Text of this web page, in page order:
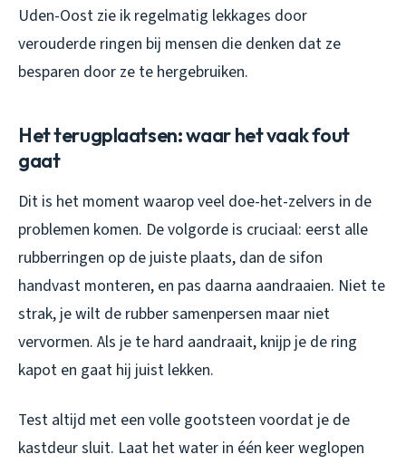
Uden-Oost zie ik regelmatig lekkages door
verouderde ringen bij mensen die denken dat ze
besparen door ze te hergebruiken.
Het terugplaatsen: waar het vaak fout
gaat
Dit is het moment waarop veel doe-het-zelvers in de
problemen komen. De volgorde is cruciaal: eerst alle
rubberringen op de juiste plaats, dan de sifon
handvast monteren, en pas daarna aandraaien. Niet te
strak, je wilt de rubber samenpersen maar niet
vervormen. Als je te hard aandraait, knijp je de ring
kapot en gaat hij juist lekken.
Test altijd met een volle gootsteen voordat je de
kastdeur sluit. Laat het water in één keer weglopen